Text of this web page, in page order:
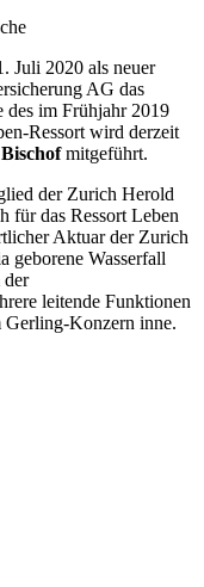
Juli 2020 als neuer
AG das
des im Frühjahr 2019
Ressort wird derzeit
mitgeführt.
der Zurich Herold
für das Ressort Leben
Aktuar der Zurich
geborene Wasserfall
der
leitende Funktionen
Gerling-Konzern inne.